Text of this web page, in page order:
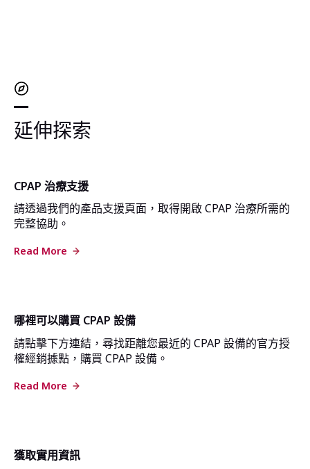
延伸探索
CPAP 治療支援
請透過我們的產品支援頁面，取得開啟 CPAP 治療所需的
完整協助。
Read More
哪裡可以購買 CPAP 設備
請點擊下方連結，尋找距離您最近的 CPAP 設備的官方授
權經銷據點，購買 CPAP 設備。
Read More
獲取實用資訊